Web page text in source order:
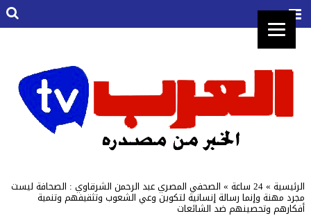
الرئيسية »24 ساعة »الصحفي المصري عبد الرحمن الشرقاوي : الصحافة ليست
مجرد مهنة وإنما رسالة إنسانية لتكوين وعي الشعوب وتثقيفهم وتنمية
أفكارهم وتحصينهم ضد الشائعات